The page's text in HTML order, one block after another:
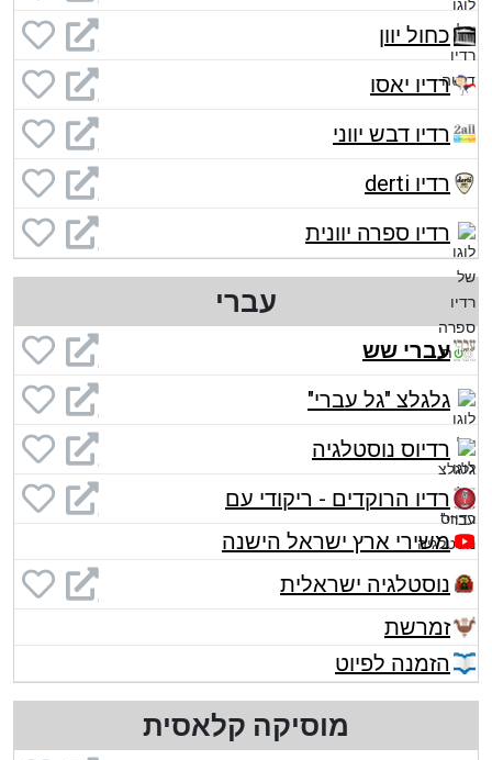
כחול יוון
רדיו יאסו
רדיו דבש יווני
רדיו derti
רדיו ספרה יוונית
עברי
עברי שש
גלגלצ "גל עברי"
רדיוס נוסטלגיה
רדיו הרוקדים - ריקודי עם
משירי ארץ ישראל הישנה
נוסטלגיה ישראלית
זמרשת
הזמנה לפיוט
מוסיקה קלאסית